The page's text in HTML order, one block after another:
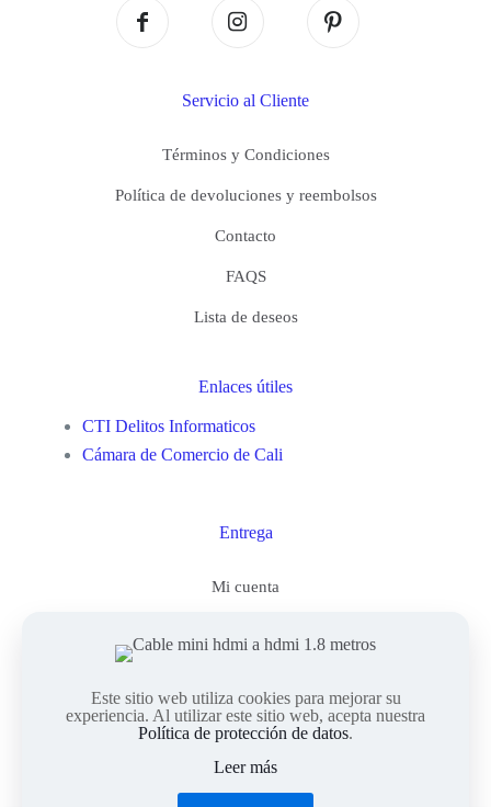
Servicio al Cliente
Términos y Condiciones
Política de devoluciones y reembolsos
Contacto
FAQS
Lista de deseos
Enlaces útiles
CTI Delitos Informaticos
Cámara de Comercio de Cali
Entrega
Mi cuenta
© 2023Computienda Electrónica. Todos los Derechos
Reservados. || Implementado porAndrés Escobar
Este sitio web utiliza cookies para mejorar su
experiencia. Al utilizar este sitio web, acepta nuestra
Política de protección de datos.
Leer más